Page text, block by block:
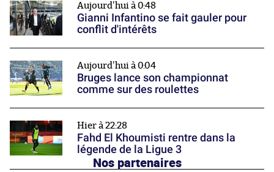
Aujourd'hui à 0:48
Gianni Infantino se fait gauler pour
conflit d'intérêts
Aujourd'hui à 0:04
Bruges lance son championnat
comme sur des roulettes
Hier à 22:28
Fahd El Khoumisti rentre dans la
légende de la Ligue 3
Nos partenaires